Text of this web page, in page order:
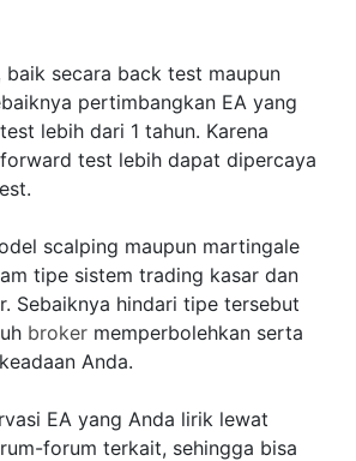
baik secara back test maupun
pertimbangkan EA yang
lebih dari 1 tahun. Karena
test lebih dapat dipercaya
scalping maupun martingale
tipe sistem trading kasar dan
Sebaiknya hindari tipe tersebut
broker memperbolehkan serta
Anda.
EA yang Anda lirik lewat
forum terkait, sehingga bisa